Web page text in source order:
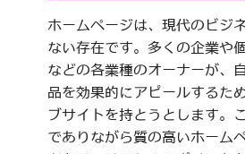
ホームページは、現代のビジ
ない存在です。多くの企業や
などの各業種のオーナーが、
品を効果的にアピールするた
ブサイトを持とうとします。
でありながら質の高いホーム